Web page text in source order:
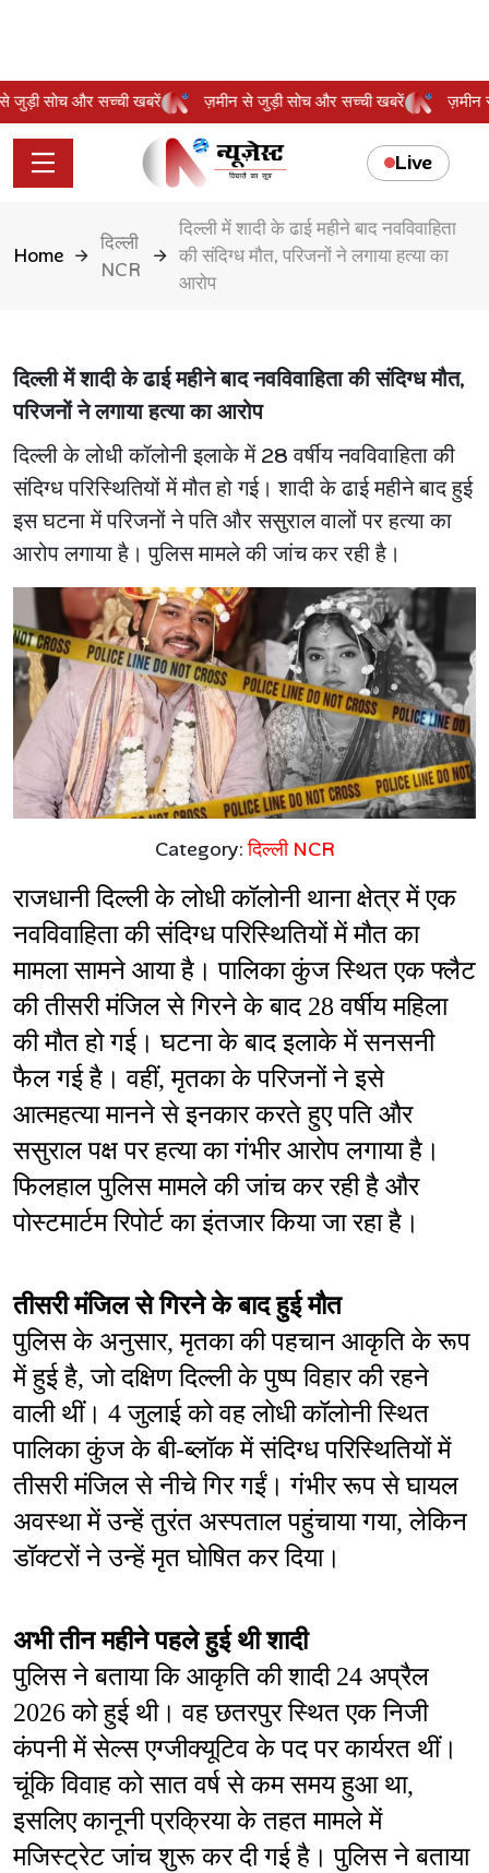
से जुड़ी सोच और सच्ची खबरें ज़मीन से जुड़ी सोच और सच्ची खबरें
Live
Home
दिल्ली
NCR
दिल्ली में शादी के ढाई महीने बाद नवविवाहिता
की संदिग्ध मौत, परिजनों ने लगाया हत्या का
आरोप
दिल्ली में शादी के ढाई महीने बाद नवविवाहिता की संदिग्ध मौत,
परिजनों ने लगाया हत्या का आरोप
दिल्ली के लोधी कॉलोनी इलाके में 28 वर्षीय नवविवाहिता की
संदिग्ध परिस्थितियों में मौत हो गई। शादी के ढाई महीने बाद हुई
इस घटना में परिजनों ने पति और ससुराल वालों पर हत्या का
आरोप लगाया है। पुलिस मामले की जांच कर रही है।
Category:दिल्ली NCR
राजधानी दिल्ली के लोधी कॉलोनी थाना क्षेत्र में एक
नवविवाहिता की संदिग्ध परिस्थितियों में मौत का
मामला सामने आया है। पालिका कुंज स्थित एक फ्लैट
की तीसरी मंजिल से गिरने के बाद 28 वर्षीय महिला
की मौत हो गई। घटना के बाद इलाके में सनसनी
फैल गई है। वहीं, मृतका के परिजनों ने इसे
आत्महत्या मानने से इनकार करते हुए पति और
ससुराल पक्ष पर हत्या का गंभीर आरोप लगाया है।
फिलहाल पुलिस मामले की जांच कर रही है और
पोस्टमार्टम रिपोर्ट का इंतजार किया जा रहा है।
तीसरी मंजिल से गिरने के बाद हुई मौत
पुलिस के अनुसार, मृतका की पहचान आकृति के रूप
में हुई है, जो दक्षिण दिल्ली के पुष्प विहार की रहने
वाली थीं। 4 जुलाई को वह लोधी कॉलोनी स्थित
पालिका कुंज के बी-ब्लॉक में संदिग्ध परिस्थितियों में
तीसरी मंजिल से नीचे गिर गईं। गंभीर रूप से घायल
अवस्था में उन्हें तुरंत अस्पताल पहुंचाया गया, लेकिन
डॉक्टरों ने उन्हें मृत घोषित कर दिया।
अभी तीन महीने पहले हुई थी शादी
पुलिस ने बताया कि आकृति की शादी 24 अप्रैल
2026 को हुई थी। वह छतरपुर स्थित एक निजी
कंपनी में सेल्स एग्जीक्यूटिव के पद पर कार्यरत थीं।
चूंकि विवाह को सात वर्ष से कम समय हुआ था,
इसलिए कानूनी प्रक्रिया के तहत मामले में
मजिस्ट्रेट जांच शुरू कर दी गई है। पुलिस ने बताया